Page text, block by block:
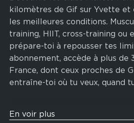
kilomètres de Gif sur Yvette et
les meilleures conditions.
training, HIIT, cross-training ou
prépare-toi à repousser tes
abonnement, accède à plus de
France, dont ceux proches de
entraîne-toi où tu veux, quand
En voir plus
Tu veux t’entraîner comme un